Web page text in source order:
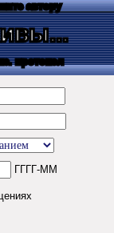
автору
протокол
ГГГГ-ММ